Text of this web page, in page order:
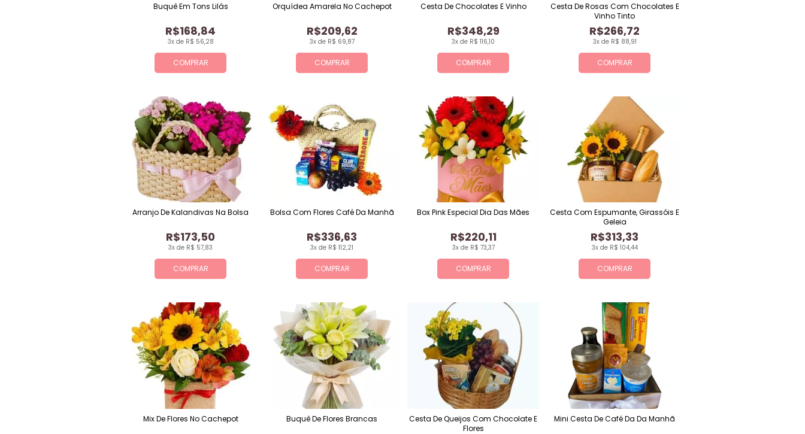
COMPRAR
3x de R$ 56,28
R$168,84
Buquê Em Tons Lilás
COMPRAR
3x de R$ 69,87
R$209,62
Orquídea Amarela No Cachepot
COMPRAR
3x de R$ 116,10
R$348,29
Cesta De Chocolates E Vinho
COMPRAR
3x de R$ 88,91
R$266,72
Cesta De Rosas Com Chocolates E
Vinho Tinto
COMPRAR
3x de R$ 57,83
R$173,50
Arranjo De Kalandivas Na Bolsa
COMPRAR
3x de R$ 112,21
R$336,63
Bolsa Com Flores Café Da Manhã
COMPRAR
3x de R$ 73,37
R$220,11
Box Pink Especial Dia Das Mães
COMPRAR
3x de R$ 104,44
R$313,33
Cesta Com Espumante, Girassóis E
Geleia
Mix De Flores No Cachepot Buquê De Flores Brancas
Cesta De Queijos Com Chocolate E
Flores
Mini Cesta De Café Da Da Manhã